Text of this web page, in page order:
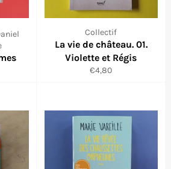
Collectif
La vie de château. 01.
Violette et Régis
Prix
€4,80